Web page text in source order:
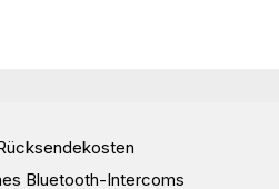
Bluetooth-Intercoms